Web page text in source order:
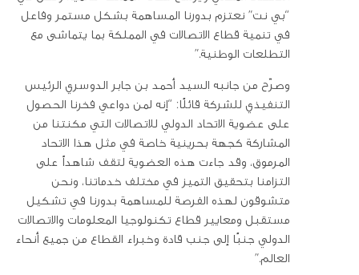
“بي نت” نعتزم بدورنا المساهمة بشكل مستمر وفاعل
في تنمية قطاع الاتصالات في المملكة بما يتماشى مع
التطلعات الوطنية.”
وصرّح من جانبه السيد أحمد بن جابر الدوسري الرئيس
التنفيذي للشركة قائلًا: “إنه لمن دواعي فخرنا الحصول
على عضوية الاتحاد الدولي للاتصالات التي مكنتنا من
المشاركة كجهة بحرينية خاصة في مثل هذا الاتحاد
المرموق، وقد جاءت هذه العضوية لتقف شاهداً على
التزامنا بتحقيق التميز في مختلف خدماتنا، ونحن
متشوقون لهذه الفرصة للمساهمة بدورنا في تشكيل
مستقبل ومعايير قطاع تكنولوجيا المعلومات والاتصالات
الدولي جنبًا إلى جنب قادة وخبراء القطاع من جميع أنحاء
العالم.”